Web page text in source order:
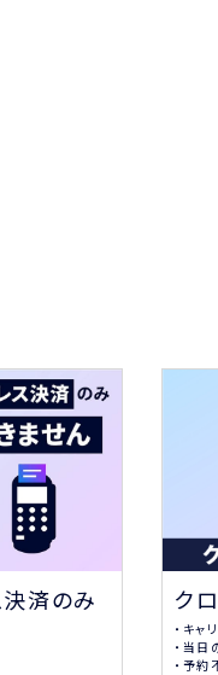
決済のみ ク
・キ
・当
・予約